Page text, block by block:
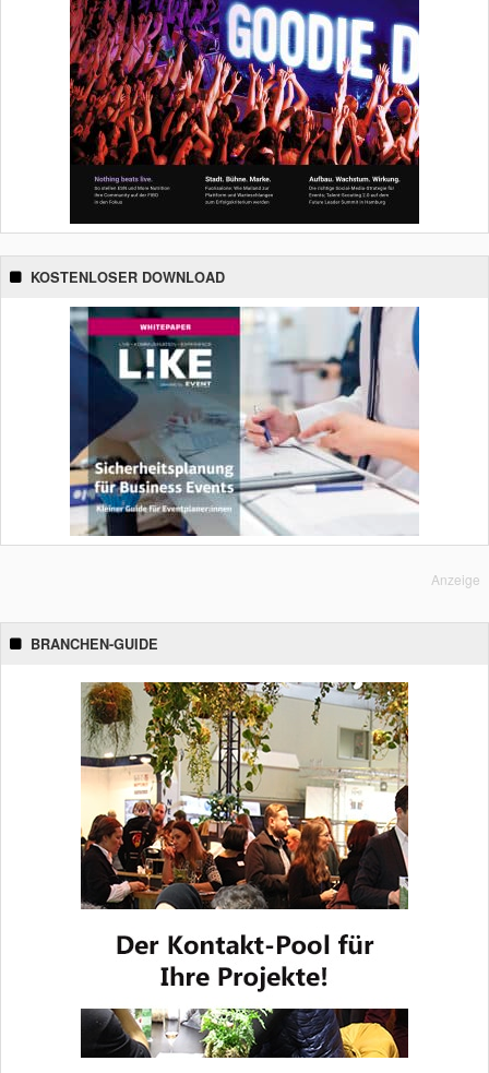
KOSTENLOSER DOWNLOAD
Anzeige
BRANCHEN-GUIDE